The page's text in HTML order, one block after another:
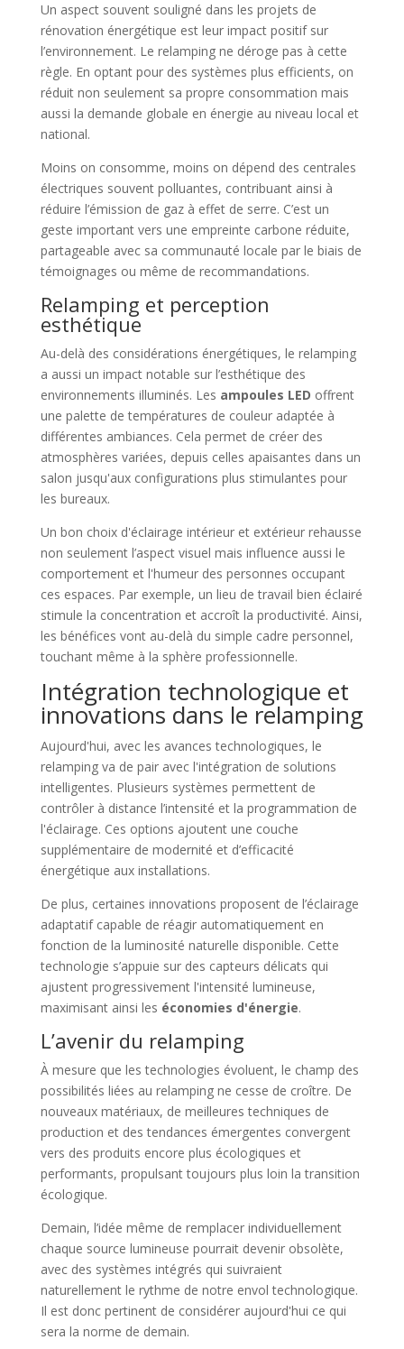
Un aspect souvent souligné dans les projets de
rénovation énergétique est leur impact positif sur
l’environnement. Le relamping ne déroge pas à cette
règle. En optant pour des systèmes plus efficients, on
réduit non seulement sa propre consommation mais
aussi la demande globale en énergie au niveau local et
national.
Moins on consomme, moins on dépend des centrales
électriques souvent polluantes, contribuant ainsi à
réduire l’émission de gaz à effet de serre. C’est un
geste important vers une empreinte carbone réduite,
partageable avec sa communauté locale par le biais de
témoignages ou même de recommandations.
Relamping et perception
esthétique
Au-delà des considérations énergétiques, le relamping
a aussi un impact notable sur l’esthétique des
environnements illuminés. Les ampoules LED offrent
une palette de températures de couleur adaptée à
différentes ambiances. Cela permet de créer des
atmosphères variées, depuis celles apaisantes dans un
salon jusqu'aux configurations plus stimulantes pour
les bureaux.
Un bon choix d'éclairage intérieur et extérieur rehausse
non seulement l’aspect visuel mais influence aussi le
comportement et l'humeur des personnes occupant
ces espaces. Par exemple, un lieu de travail bien éclairé
stimule la concentration et accroît la productivité. Ainsi,
les bénéfices vont au-delà du simple cadre personnel,
touchant même à la sphère professionnelle.
Intégration technologique et
innovations dans le relamping
Aujourd'hui, avec les avances technologiques, le
relamping va de pair avec l'intégration de solutions
intelligentes. Plusieurs systèmes permettent de
contrôler à distance l’intensité et la programmation de
l'éclairage. Ces options ajoutent une couche
supplémentaire de modernité et d’efficacité
énergétique aux installations.
De plus, certaines innovations proposent de l’éclairage
adaptatif capable de réagir automatiquement en
fonction de la luminosité naturelle disponible. Cette
technologie s’appuie sur des capteurs délicats qui
ajustent progressivement l'intensité lumineuse,
maximisant ainsi les économies d'énergie.
L’avenir du relamping
À mesure que les technologies évoluent, le champ des
possibilités liées au relamping ne cesse de croître. De
nouveaux matériaux, de meilleures techniques de
production et des tendances émergentes convergent
vers des produits encore plus écologiques et
performants, propulsant toujours plus loin la transition
écologique.
Demain, l’idée même de remplacer individuellement
chaque source lumineuse pourrait devenir obsolète,
avec des systèmes intégrés qui suivraient
naturellement le rythme de notre envol technologique.
Il est donc pertinent de considérer aujourd'hui ce qui
sera la norme de demain.